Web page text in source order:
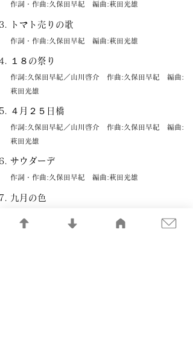
作詞・作曲:久保田早紀 編曲:萩田光雄
トマト売りの歌
作詞・作曲:久保田早紀 編曲:萩田光雄
１８の祭り
作詞:久保田早紀／山川啓介 作曲:久保田早紀 編曲:
萩田光雄
４月２５日橋
作詞:久保田早紀／山川啓介 作曲:久保田早紀 編曲:
萩田光雄
サウダーデ
作詞・作曲:久保田早紀 編曲:萩田光雄
九月の色